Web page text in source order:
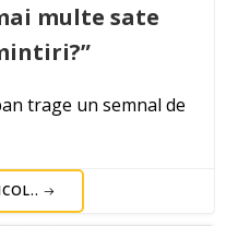
multe sate
trage un semnal de